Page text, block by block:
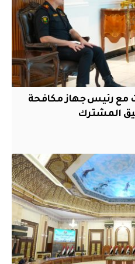
مع رئيس جهاز مكافحة
المشترك